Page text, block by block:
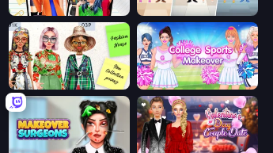
Highschool Mean Girls 2 College Girl & Boy Makeover
House of Fashion College Sport Team Makeover